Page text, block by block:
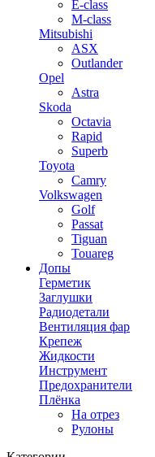
E-class
M-class
Mitsubishi
ASX
Outlander
Opel
Astra
Skoda
Octavia
Rapid
Superb
Toyota
Camry
Volkswagen
Golf
Passat
Tiguan
Touareg
Допы
Герметик
Заглушки
Радиодетали
Вентиляция фар
Крепеж
Жидкости
Инструмент
Предохранители
Плёнка
На отрез
Рулоны